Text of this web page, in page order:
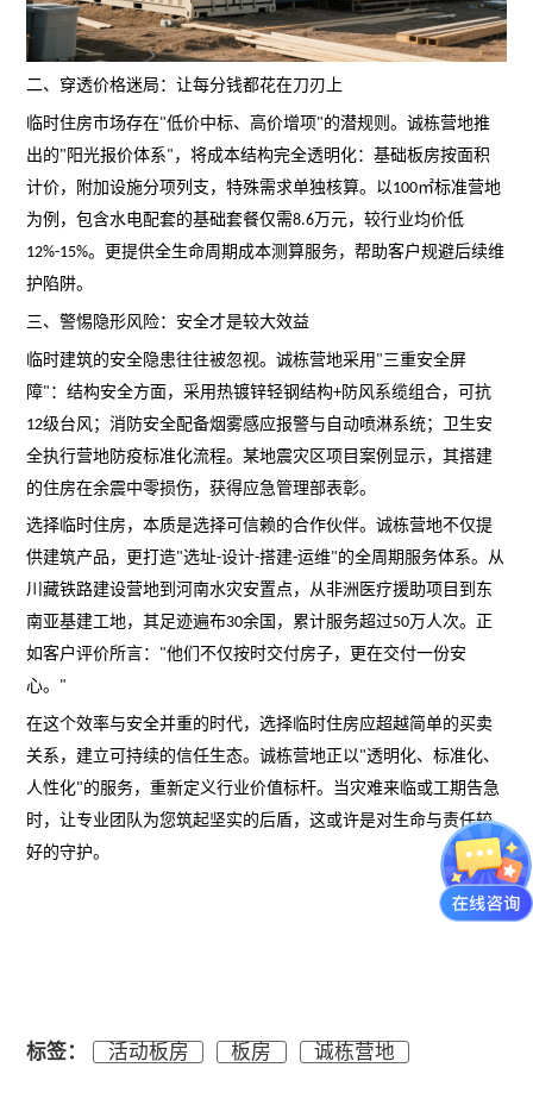
二、穿透价格迷局：让每分钱都花在刀刃上
临时住房市场存在"低价中标、高价增项"的潜规则。诚栋营地推
出的" 阳光报价体系" ，将成本结构完全透明化：基础板房按面积
计价，附加设施分项列支，特殊需求单独核算。以 100㎡标准营地
为例，包含水电配套的基础套餐仅需8.6 万元，较行业均价低
12%-15%。更提供全生命周期成本测算服务，帮助客户规避后续维
护陷阱。
三、警惕隐形风险：安全才是较大效益
临时建筑的安全隐患往往被忽视。诚栋营地采用 "三重安全屏
障" ：结构安全方面，采用热镀锌轻钢结构+防风系缆组合，可抗
12级台风；消防安全配备烟雾感应报警与自动喷淋系统；卫生安
全执行营地防疫标准化流程。某地震灾区项目案例显示，其搭建
的住房在余震中零损伤，获得应急管理部表彰。
选择临时住房，本质是选择可信赖的合作伙伴。诚栋营地不仅提
供建筑产品，更打造"选址-设计-搭建-运维"的全周期服务体系。从
川藏铁路建设营地到河南水灾安置点，从非洲医疗援助项目到东
南亚基建工地，其足迹遍布30余国，累计服务超过50万人次。正
如客户评价所言： "他们不仅按时交付房子，更在交付一份安
心。 "
在这个效率与安全并重的时代，选择临时住房应超越简单的买卖
关系，建立可持续的信任生态。诚栋营地正以"透明化、标准化、
人性化"的服务，重新定义行业价值标杆。当灾难来临或工期告急
时，让专业团队为您筑起坚实的后盾，这或许是对生命与责任较
好的守护。
标签： 活动板房 板房 诚栋营地